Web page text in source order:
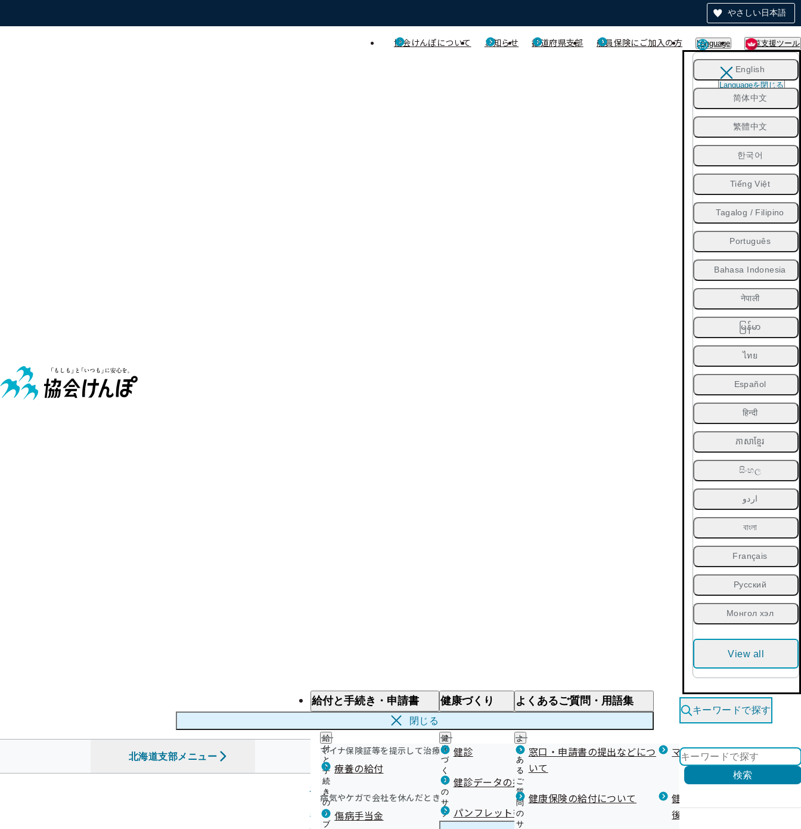
やさしい日本語
協会けんぽについて お知らせ 都道府県支部 船員保険にご加入の方 Language 閲覧支援ツール
English
简体中文
繁體中文
한국어
Tiếng Việt
Tagalog / Filipino
Português
Bahasa Indonesia
नेपाली
မြန်မာ
ไทย
Español
हिन्दी
ភាសាខ្មែរ
සිංහල
اردو
বাংলা
Français
Русский
Монгол хэл
View all
Languageを閉じる
給付と手続き・申請書
給付と手続き
給
付
と
手
続
き
の
サ
ブ
マイナ保険証等を提示して治療を受けるとき
療養の給付
医療費が高額になりそう・なったとき
限度額適用認定・高額療養費・高額介護合算
病気やケガで会社を休んだとき
傷病手当金
医療費の全額を負担したとき
健康づくり
健
康
づ
く
り
の
サ
ブ
メ
健診 健診を受けた後の健康づくり
健診データの提供について 健康宣言（コラボヘルス）
パンフレット等（広報） 健康づくりコラム
よくあるご質問・用語集
よ
く
あ
る
ご
質
問
の
サ
窓口・申請書の提出などにつ
いて
マイナ保険証等関連について
健康保険の給付について
健康保険任意継続制度（退職
後の健康保険）について
閉じる
キーワードで探す
検索
北海道支部メニュー
を開く
北海道支部
北海道支部からのお知らせ